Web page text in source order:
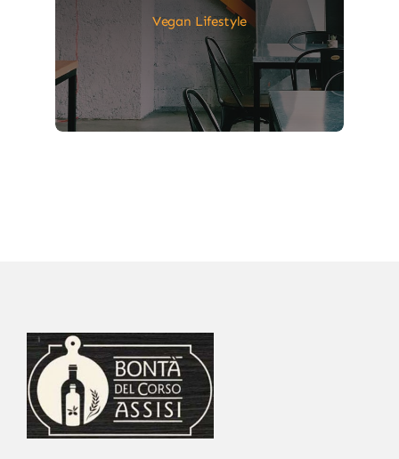
Vegan Lifestyle